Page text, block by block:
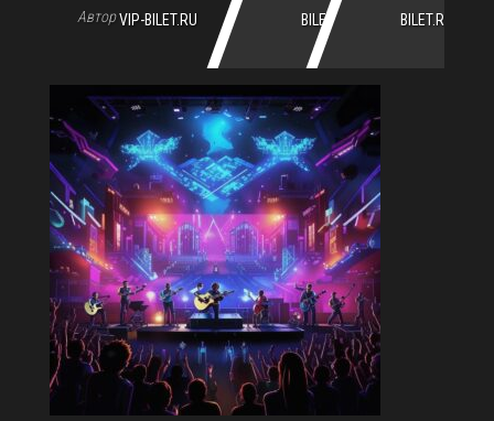
АвторVIP-BILET.RU
BILET.RU
BILET.RU